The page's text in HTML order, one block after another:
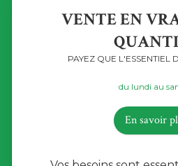
VENTE EN
PAYEZ QUE L'ESSENTIEL
du lundi au
En savoir